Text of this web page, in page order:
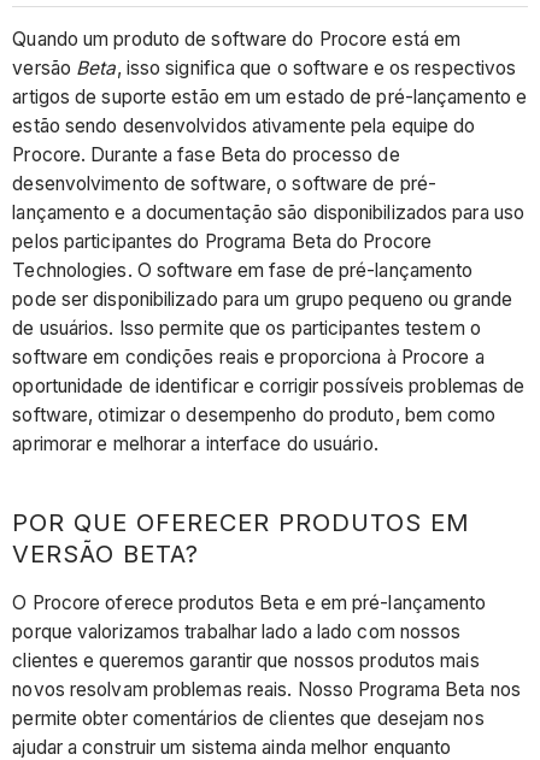
Quando um produto de software do Procore está em
versão Beta, isso significa que o software e os respectivos
artigos de suporte estão em um estado de pré-lançamento e
estão sendo desenvolvidos ativamente pela equipe do
Procore. Durante a fase Beta do processo de
desenvolvimento de software, o software de pré-
lançamento e a documentação são disponibilizados para uso
pelos participantes do Programa Beta do Procore
Technologies. O software em fase de pré-lançamento
pode ser disponibilizado para um grupo pequeno ou grande
de usuários. Isso permite que os participantes testem o
software em condições reais e proporciona à Procore a
oportunidade de identificar e corrigir possíveis problemas de
software, otimizar o desempenho do produto, bem como
aprimorar e melhorar a interface do usuário.
POR QUE OFERECER PRODUTOS EM
VERSÃO BETA?
O Procore oferece produtos Beta e em pré-lançamento
porque valorizamos trabalhar lado a lado com nossos
clientes e queremos garantir que nossos produtos mais
novos resolvam problemas reais. Nosso Programa Beta nos
permite obter comentários de clientes que desejam nos
ajudar a construir um sistema ainda melhor enquanto